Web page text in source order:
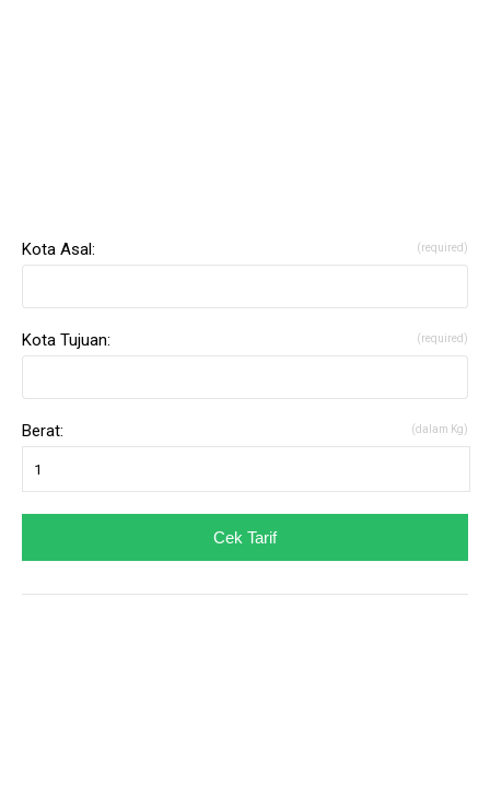
Kota Asal: (required)
Kota Tujuan: (required)
Berat: (dalam Kg)